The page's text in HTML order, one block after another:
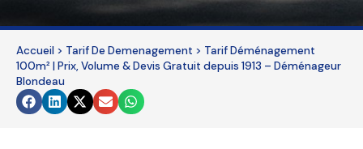
should
left
blank
Accueil > Tarif De Demenagement > Tarif Déménagement
100m² | Prix, Volume & Devis Gratuit depuis 1913 – Déménageur
Blondeau